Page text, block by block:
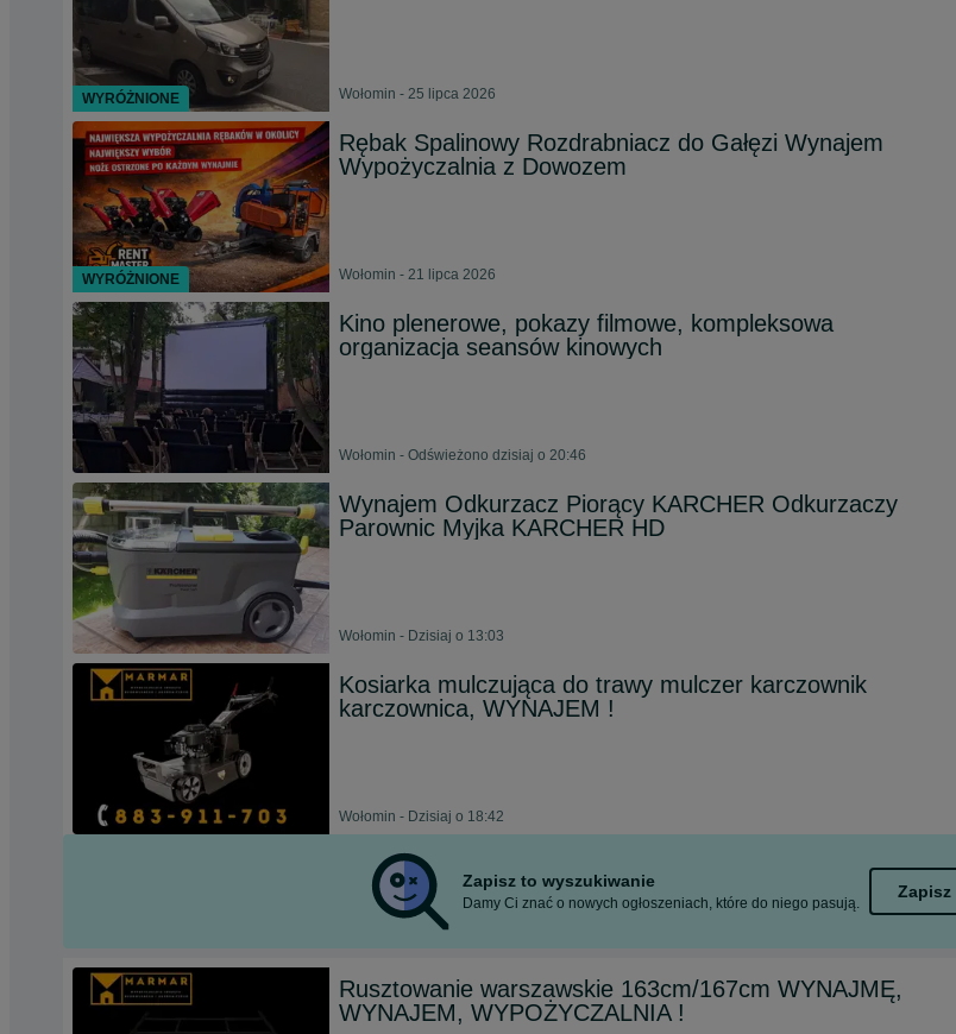
Wołomin - 25 lipca 2026
Rębak Spalinowy Rozdrabniacz do Gałęzi Wynajem
Wypożyczalnia z Dowozem
Wołomin - 21 lipca 2026
Kino plenerowe, pokazy filmowe, kompleksowa
organizacja seansów kinowych
Wołomin - Odświeżono dzisiaj o 20:46
Wynajem Odkurzacz Piorący KARCHER Odkurzaczy
Parownic Myjka KARCHER HD
Wołomin - Dzisiaj o 13:03
Kosiarka mulczująca do trawy mulczer karczownik
karczownica, WYNAJEM !
Wołomin - Dzisiaj o 18:42
Zapisz to wyszukiwanie
Damy Ci znać o nowych ogłoszeniach, które do niego pasują.
Zapisz
Rusztowanie warszawskie 163cm/167cm WYNAJMĘ,
WYNAJEM, WYPOŻYCZALNIA !
WYRÓŻNIONE
WYRÓŻNIONE